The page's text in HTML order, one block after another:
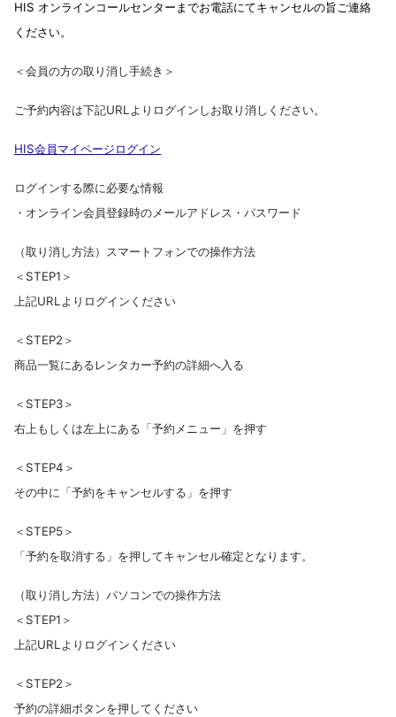
HIS オンラインコールセンターまでお電話にてキャンセルの旨ご連絡
ください。
＜会員の方の取り消し手続き＞
ご予約内容は下記URLよりログインしお取り消しください。
HIS会員マイページログイン
ログインする際に必要な情報
・オンライン会員登録時のメールアドレス・パスワード
（取り消し方法）
スマートフォンでの操作方法
＜STEP1＞
上記URLよりログインください
＜STEP2＞
商品一覧にあるレンタカー予約の詳細へ入る
＜STEP3＞
右上もしくは左上にある「予約メニュー」を押す
＜STEP4＞
その中に「予約をキャンセルする」を押す
＜STEP5＞
「予約を取消する」を押してキャンセル確定となります。
（取り消し方法）パソコンでの操作方法
＜STEP1＞
上記URLよりログインください
＜STEP2＞
予約の詳細ボタンを押してください